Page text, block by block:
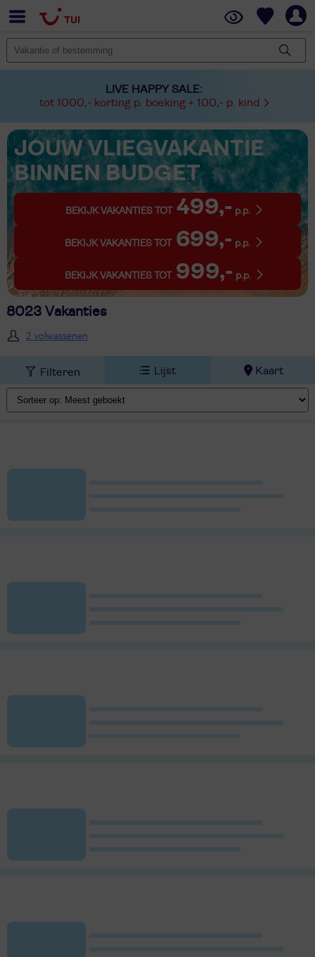
LIVE HAPPY SALE:
tot 1000,- korting p. boeking + 100,- p. kind
JOUW VLIEGVAKANTIE
BINNEN BUDGET
BEKIJK VAKANTIES TOT 499,- p.p.
BEKIJK VAKANTIES TOT 699,- p.p.
BEKIJK VAKANTIES TOT 999,- p.p.
8023 Vakanties
2 volwassenen
Filteren Lijst Kaart